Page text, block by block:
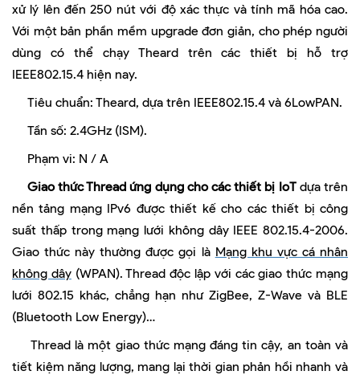
xử lý lên đến 250 nút với độ xác thực và tính mã hóa cao.
Với một bản phần mềm upgrade đơn giản, cho phép người
dùng có thể chạy Theard trên các thiết bị hỗ trợ
IEEE802.15.4 hiện nay.
Tiêu chuẩn: Theard, dựa trên IEEE802.15.4 và 6LowPAN.
Tần số: 2.4GHz (ISM).
Phạm vi: N / A
Giao thức Thread ứng dụng cho các thiết bị IoTdựa trên
nền tảng mạng IPv6 được thiết kế cho các thiết bị công
suất thấp trong mạng lưới không dây IEEE 802.15.4-2006.
Giao thức này thường được gọi là Mạng khu vực cá nhân
không dây(WPAN). Thread độc lập với các giao thức mạng
lưới 802.15 khác, chẳng hạn như ZigBee, Z-Wave và BLE
(Bluetooth Low Energy)…
Thread là một giao thức mạng đáng tin cậy, an toàn và
tiết kiệm năng lượng, mang lại thời gian phản hồi nhanh và